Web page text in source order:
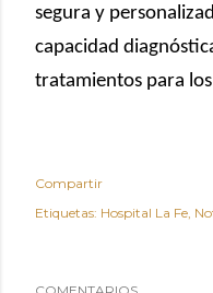
segura y
capacidad
tratamientos para
Compartir
Etiquetas: Hospital La Fe